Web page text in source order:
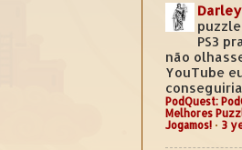
PS3
não
YouTube
PodQuest:
Melhores
Jogamos! · 3